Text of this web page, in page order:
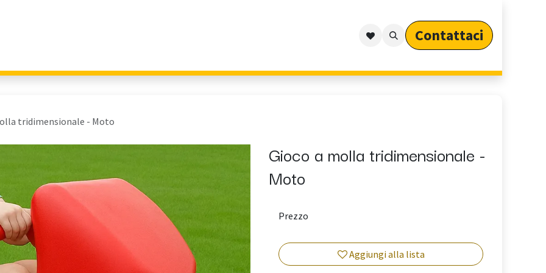
Arredo Outdoor per Privati
Contattaci​​​​​​
tridimensionale - Moto
Gioco a molla tridimensionale -
Moto
Aggiungi alla lista
Prezzo